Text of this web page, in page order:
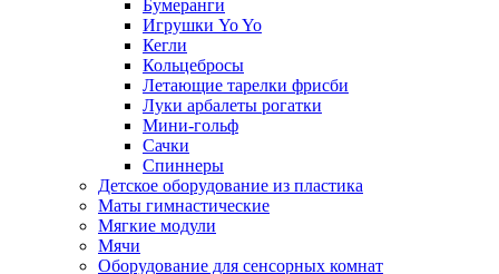
Бумеранги
Игрушки Yo Yo
Кегли
Кольцебросы
Летающие тарелки фрисби
Луки арбалеты рогатки
Мини-гольф
Сачки
Спиннеры
Детское оборудование из пластика
Маты гимнастические
Мягкие модули
Мячи
Оборудование для сенсорных комнат